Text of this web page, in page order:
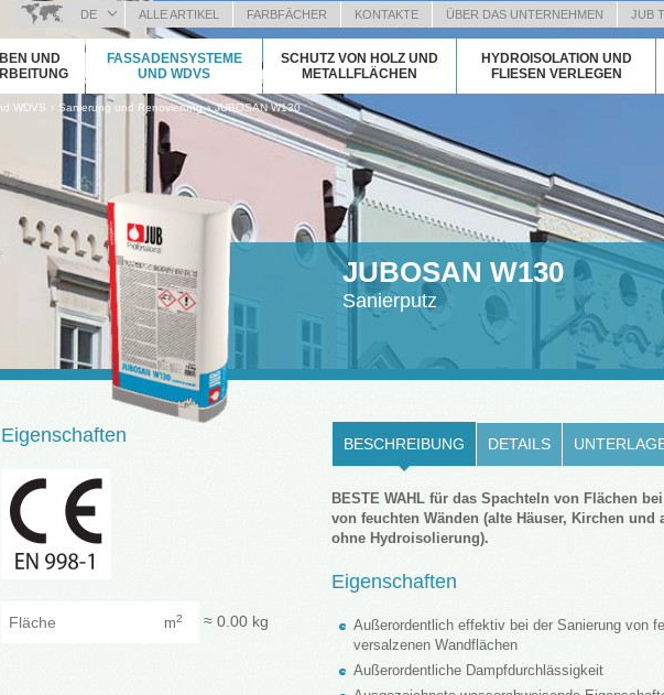
ALLE ARTIKEL FARBFÄCHER KONTAKTE ÜBER DAS UNTERNEHMEN
JUB
BOSANSKI (BOSNIAN)
HRVATSKI (CROATIAN)
ČEŠTINA (CZECH)
ENGLISH (ENGLISH)
DE
ΕΛΛΗΝΙΚΑ (GREEK)
MAGYAR (HUNGARIAN)
ITALIANO (ITALIAN)
KOSOVA (KOSOVO)
МАКЕДОНСКИ (MACEDONIAN)
ROMÂNĂ (ROMANIAN)
РУССКИЙ (RUSSIAN)
СРПСКИ (SERBIAN)
SLOVENČINA (SLOVAK)
SLOVENŠČINA (SLOVENIAN)
UND
FASSADENSYSTEME
UND WDVS
SCHUTZ VON HOLZ UND
METALLFLÄCHEN
HYDROISOLATION UND
FLIESEN VERLEGEN
WDVS › Sanierung und Renovierung › JUBOSAN W130
JUBOSAN W130
Sanierputz
BESCHREIBUNG DETAILS
BESTE WAHL für das Spachteln von Flächen
von feuchten Wänden (alte Häuser, Kirchen und
ohne Hydroisolierung).
Eigenschaften
Außerordentlich effektiv bei der Sanierung von
versalzenen Wandflächen
Außerordentliche Dampfdurchlässigkeit
Eigenschaften
m2 ≈ 0.00 kg